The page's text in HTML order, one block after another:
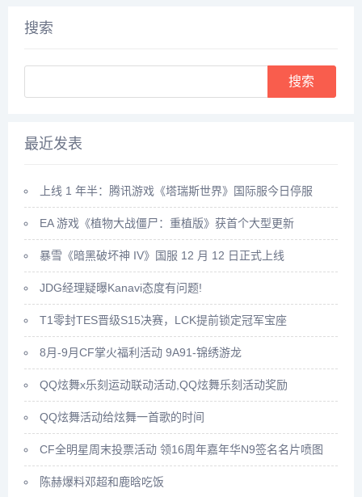
快来看一看吧。...
搜索
最近发表
上线 1 年半：腾讯游戏《塔瑞斯世界》国际服今日停服
EA 游戏《植物大战僵尸：重植版》获首个大型更新
暴雪《暗黑破坏神 IV》国服 12 月 12 日正式上线
JDG经理疑曝Kanavi态度有问题!
T1零封TES晋级S15决赛，LCK提前锁定冠军宝座
8月-9月CF掌火福利活动 9A91-锦绣游龙
QQ炫舞x乐刻运动联动活动,QQ炫舞乐刻活动奖励
QQ炫舞活动给炫舞一首歌的时间
CF全明星周末投票活动 领16周年嘉年华N9签名名片喷图
陈赫爆料邓超和鹿晗吃饭